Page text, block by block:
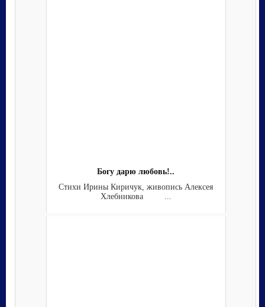
Богу дарю любовь!..
Стихи Ирины Киричук, живопись Алексея
Хлебникова ...